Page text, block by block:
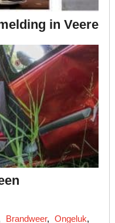
in Veere
Brandweer, Ongeluk,